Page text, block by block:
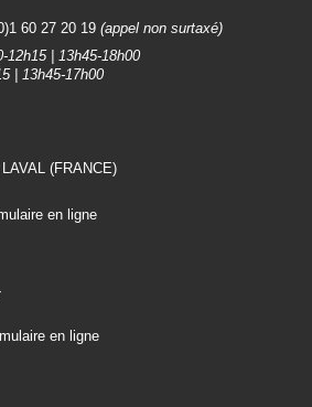
60 27 20 19 (appel non surtaxé)
12h15 | 13h45-18h00
| 13h45-17h00
(FRANCE)
en ligne
en ligne